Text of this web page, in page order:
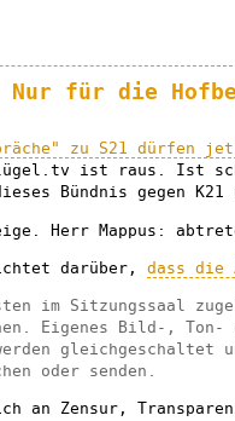
Nur für die
zu S21 dürfen
ist raus. Ist
Bündnis gegen
Herr Mappus:
darüber, dass die
im Sitzungssaal
Eigenes Bild-,
gleichgeschaltet
oder senden.
an Zensur,